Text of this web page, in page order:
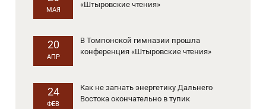
МАЯ
«Штыровские чтения»
20
АПР
В Томпонской гимназии прошла
конференция «Штыровские чтения»
24
ФЕВ
Как не загнать энергетику Дальнего
Востока окончательно в тупик